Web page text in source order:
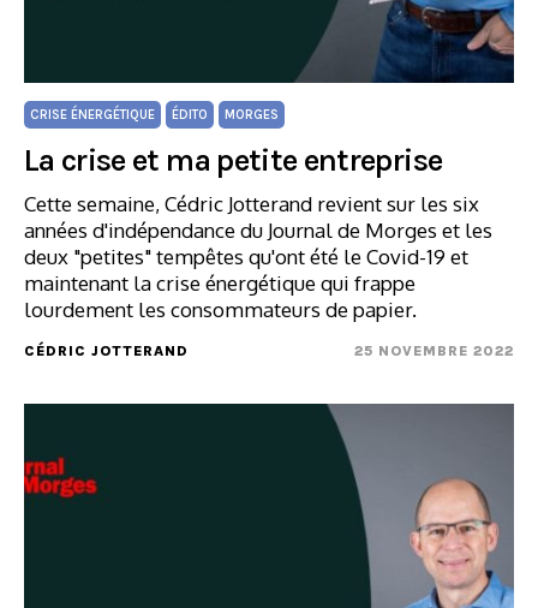
CRISE ÉNERGÉTIQUE ÉDITO MORGES
La crise et ma petite entreprise
Cette semaine, Cédric Jotterand revient sur les six
années d'indépendance du Journal de Morges et les
deux "petites" tempêtes qu'ont été le Covid-19 et
maintenant la crise énergétique qui frappe
lourdement les consommateurs de papier.
CÉDRIC JOTTERAND 25 NOVEMBRE 2022